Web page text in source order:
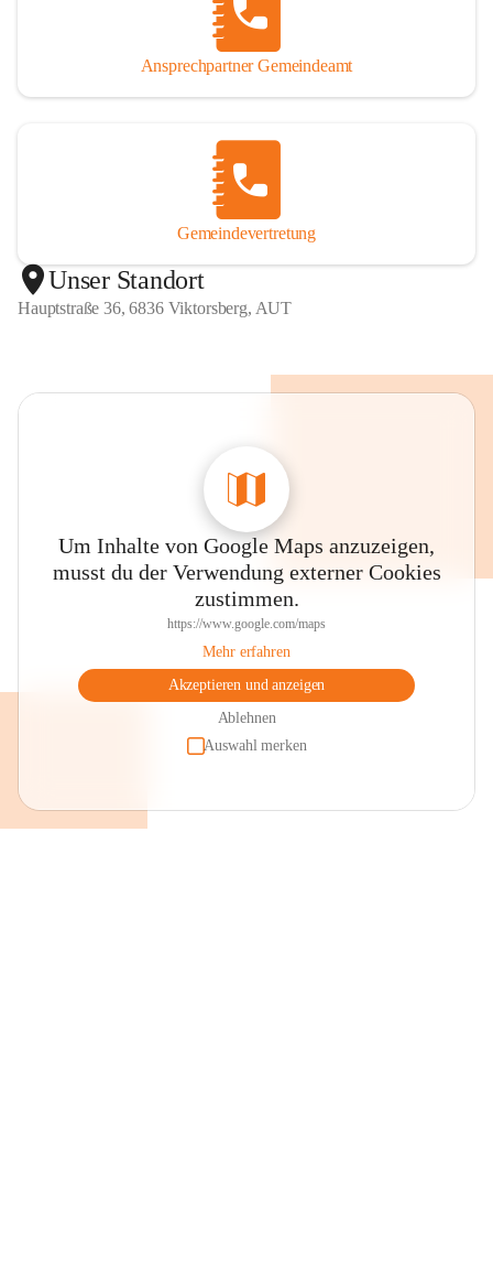
Ansprechpartner Gemeindeamt
Gemeindevertretung
Unser Standort
Hauptstraße 36, 6836 Viktorsberg, AUT
Um Inhalte von Google Maps anzuzeigen,
musst du der Verwendung externer Cookies
zustimmen.
https://www.google.com/maps
Mehr erfahren
Akzeptieren und anzeigen
Ablehnen
Auswahl merken